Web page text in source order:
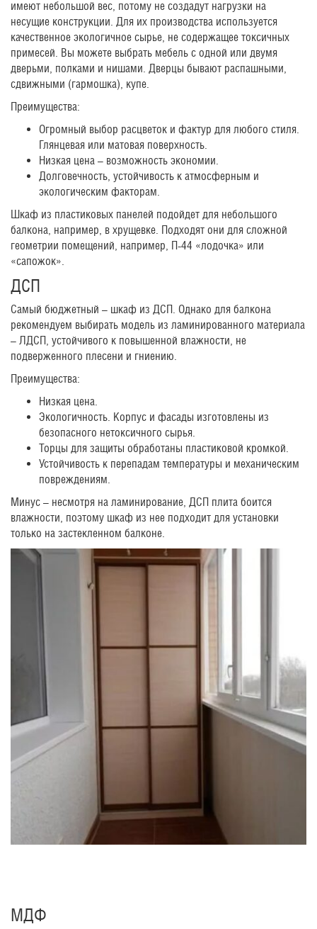
имеют небольшой вес, потому не создадут нагрузки на
несущие конструкции. Для их производства используется
качественное экологичное сырье, не содержащее токсичных
примесей. Вы можете выбрать мебель с одной или двумя
дверьми, полками и нишами. Дверцы бывают распашными,
сдвижными (гармошка), купе.
Преимущества:
Огромный выбор расцветок и фактур для любого стиля.
Глянцевая или матовая поверхность.
Низкая цена – возможность экономии.
Долговечность, устойчивость к атмосферным и
экологическим факторам.
Шкаф из пластиковых панелей подойдет для небольшого
балкона, например, в хрущевке. Подходят они для сложной
геометрии помещений, например, П-44 «лодочка» или
«сапожок».
ДСП
Самый бюджетный – шкаф из ДСП. Однако для балкона
рекомендуем выбирать модель из ламинированного материала
– ЛДСП, устойчивого к повышенной влажности, не
подверженного плесени и гниению.
Преимущества:
Низкая цена.
Экологичность. Корпус и фасады изготовлены из
безопасного нетоксичного сырья.
Торцы для защиты обработаны пластиковой кромкой.
Устойчивость к перепадам температуры и механическим
повреждениям.
Минус – несмотря на ламинирование, ДСП плита боится
влажности, поэтому шкаф из нее подходит для установки
только на застекленном балконе.
МДФ